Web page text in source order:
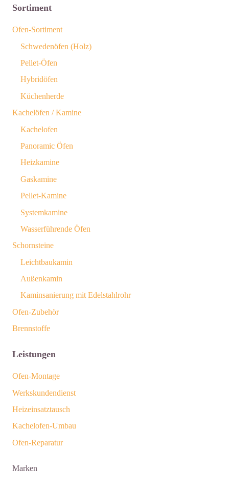
Sortiment
Ofen-Sortiment
Schwedenöfen (Holz)
Pellet-Öfen
Hybridöfen
Küchenherde
Kachelöfen / Kamine
Kachelofen
Panoramic Öfen
Heizkamine
Gaskamine
Pellet-Kamine
Systemkamine
Wasserführende Öfen
Schornsteine
Leichtbaukamin
Außenkamin
Kaminsanierung mit Edelstahlrohr
Ofen-Zubehör
Brennstoffe
Leistungen
Ofen-Montage
Werkskundendienst
Heizeinsatztausch
Kachelofen-Umbau
Ofen-Reparatur
Marken